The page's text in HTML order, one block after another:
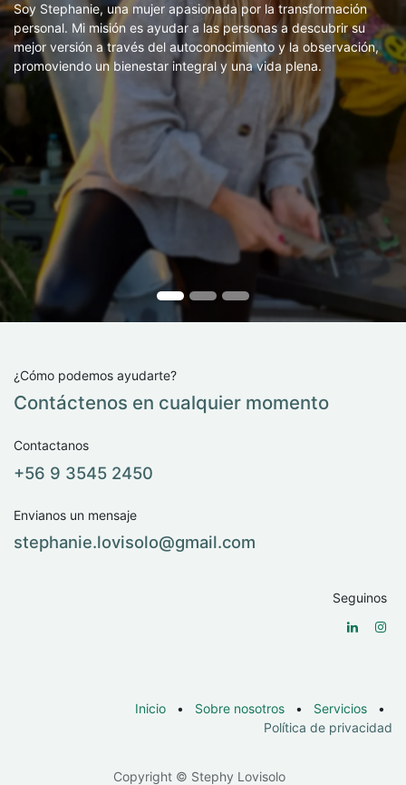
Soy Stephanie, una mujer apasionada por la transformación
personal. Mi misión es ayudar a las personas a descubrir su
mejor versión a través del autoconocimiento y la observación,
promoviendo un bienestar integral y una vida plena.
¿Cómo podemos ayudarte?
Contáctenos en cualquier momento
Contactanos
+56 9 3545 2450
Envianos un mensaje
stephanie.lovisolo@​gmail.com
Seguinos
Inicio • Sobre nosotros • Servicios
•
Política de privacidad
Copyright © Stephy Lovisolo